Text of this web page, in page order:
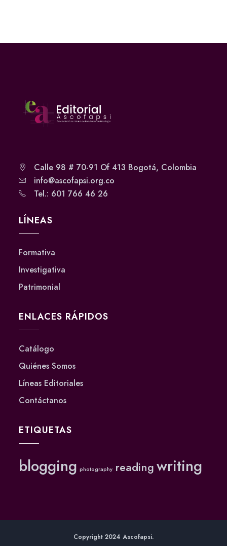
Calle 98 # 70-91 Of 413 Bogotá, Colombia
info@ascofapsi.org.co
Tel.: 601 766 46 26
LÍNEAS
Formativa
Investigativa
Patrimonial
ENLACES RÁPIDOS
Catálogo
Quiénes Somos
Líneas Editoriales
Contáctanos
ETIQUETAS
blogging photography reading writing
Copyright 2024 Ascofapsi.